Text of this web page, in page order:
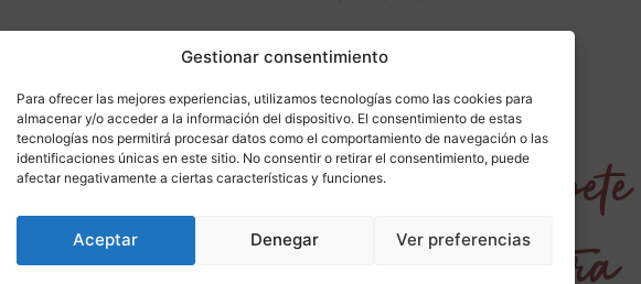
Gestionar consentimiento
Para ofrecer las mejores experiencias, utilizamos tecnologías como las cookies para
almacenar y/o acceder a la información del dispositivo. El consentimiento de estas
tecnologías nos permitirá procesar datos como el comportamiento de navegación o las
identificaciones únicas en este sitio. No consentir o retirar el consentimiento, puede
afectar negativamente a ciertas características y funciones.
Aceptar Denegar Ver preferencias
Suscríbete
a nuestra